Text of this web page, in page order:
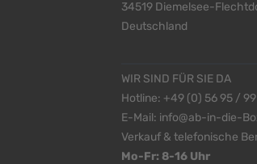
34519 Diemelsee-
Deutschland
WIR SIND FÜR SIE DA
Hotline: +49 (0) 56 95 /
E-Mail: info@ab-in-die-
Verkauf & telefonische
Mo-Fr: 8-16 Uhr